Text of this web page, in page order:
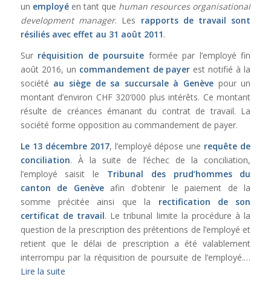
un employéen tant que human resources organisational
development manager. Les rapports de travail sont
résiliés avec effet au 31 août 2011.
Sur réquisition de poursuite formée par l’employé fin
août 2016, un commandement de payer est notifié à la
société au siège de sa succursale à Genève pour un
montant d’environ CHF 320’000 plus intérêts. Ce montant
résulte de créances émanant du contrat de travail. La
société forme opposition au commandement de payer.
Le 13 décembre 2017, l’employé dépose une requête de
conciliation. À la suite de l’échec de la conciliation,
l’employé saisit le Tribunal des prud’hommes du
canton de Genèveafin d’obtenir le paiement de la
somme précitée ainsi que la rectification de son
certificat de travail. Le tribunal limite la procédure à la
question de la prescription des prétentions de l’employé et
retient que le délai de prescription a été valablement
interrompu par la réquisition de poursuite de l’employé.…
Lire la suite